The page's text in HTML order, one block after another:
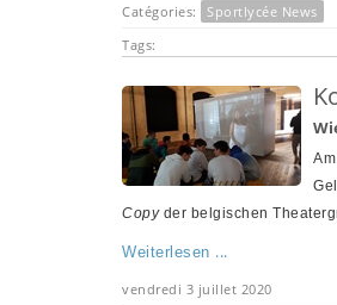
Catégories:
Sportlycée News
Tags:
Copyder belgischen
Weiterlesen ...
vendredi 3 juillet 2020